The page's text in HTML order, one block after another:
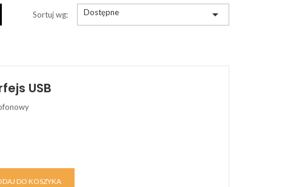
Sortuj wg: Dostępne 
USB
DO KOSZYKA